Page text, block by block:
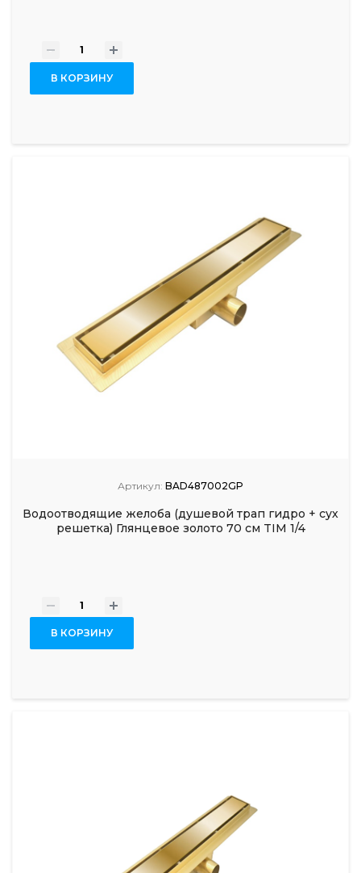
- +
В КОРЗИНУ
Артикул: BAD487002GP
Водоотводящие желоба (душевой трап гидро + сух
решетка) Глянцевое золото 70 см TIM 1/4
- +
В КОРЗИНУ